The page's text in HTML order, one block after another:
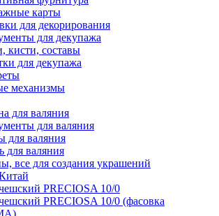
карты
для декорирования
для декупажа
кисти, составы
для декупажа
механизмы
для валяния
для валяния
для валяния
для валяния
все для создания украшений
PRECIOSA 10/0
PRECIOSA 10/0 (фасовка